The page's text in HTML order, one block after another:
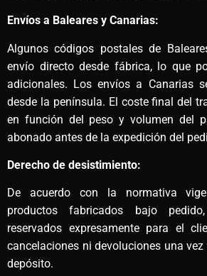
Envíos a Baleares y Canarias:
Algunos códigos postales de
envío directo desde fábrica, lo que
adicionales. Los envíos a Canarias
desde la península. El coste final del
en función del peso y volumen del
abonado antes de la expedición del
Derecho de desistimiento:
De acuerdo con la normativa
productos fabricados bajo
reservados expresamente para el
cancelaciones ni devoluciones una vez
depósito.